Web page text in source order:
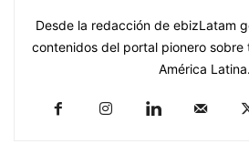
Desde la redacción de ebizLatam
contenidos del portal pionero sobre
América Latina.